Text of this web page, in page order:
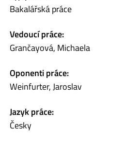
Bakalářská práce
Vedoucí práce:
Grančayová, Michaela
Oponenti práce:
Weinfurter, Jaroslav
Jazyk práce:
Česky